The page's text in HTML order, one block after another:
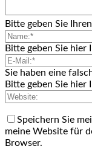
Bitte geben Sie
Bitte geben Sie hier
Sie haben eine
Bitte geben Sie hier
Speichern Sie
meine Website für
Browser.